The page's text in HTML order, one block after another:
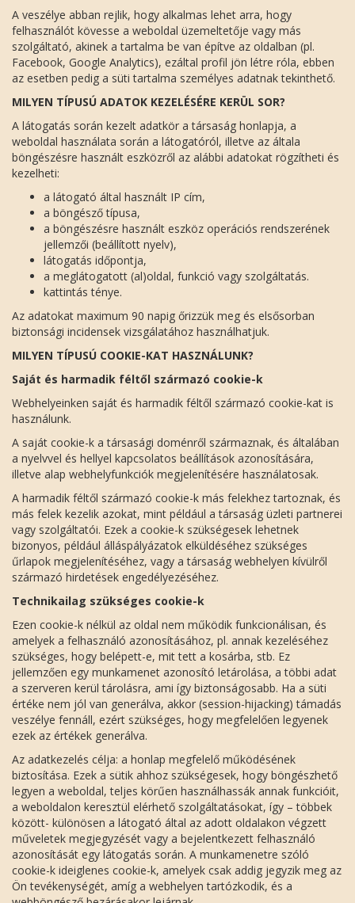
A veszélye abban rejlik, hogy alkalmas lehet arra, hogy
felhasználót kövesse a weboldal üzemeltetője vagy más
szolgáltató, akinek a tartalma be van építve az oldalban (pl.
Facebook, Google Analytics), ezáltal profil jön létre róla, ebben
az esetben pedig a süti tartalma személyes adatnak tekinthető.
MILYEN TÍPUSÚ ADATOK KEZELÉSÉRE KERÜL SOR?
A látogatás során kezelt adatkör a társaság honlapja, a
weboldal használata során a látogatóról, illetve az általa
böngészésre használt eszközről az alábbi adatokat rögzítheti és
kezelheti:
a látogató által használt IP cím,
a böngésző típusa,
a böngészésre használt eszköz operációs rendszerének
jellemzői (beállított nyelv),
látogatás időpontja,
a meglátogatott (al)oldal, funkció vagy szolgáltatás.
kattintás ténye.
Az adatokat maximum 90 napig őrizzük meg és elsősorban
biztonsági incidensek vizsgálatához használhatjuk.
MILYEN TÍPUSÚ COOKIE-KAT HASZNÁLUNK?
Saját és harmadik féltől származó cookie-k
Webhelyeinken saját és harmadik féltől származó cookie-kat is
használunk.
A saját cookie-k a társasági doménről származnak, és általában
a nyelvvel és hellyel kapcsolatos beállítások azonosítására,
illetve alap webhelyfunkciók megjelenítésére használatosak.
A harmadik féltől származó cookie-k más felekhez tartoznak, és
más felek kezelik azokat, mint például a társaság üzleti partnerei
vagy szolgáltatói. Ezek a cookie-k szükségesek lehetnek
bizonyos, például álláspályázatok elküldéséhez szükséges
űrlapok megjelenítéséhez, vagy a társaság webhelyen kívülről
származó hirdetések engedélyezéséhez.
Technikailag szükséges cookie-k
Ezen cookie-k nélkül az oldal nem működik funkcionálisan, és
amelyek a felhasználó azonosításához, pl. annak kezeléséhez
szükséges, hogy belépett-e, mit tett a kosárba, stb. Ez
jellemzően egy munkamenet azonosító letárolása, a többi adat
a szerveren kerül tárolásra, ami így biztonságosabb. Ha a süti
értéke nem jól van generálva, akkor (session-hijacking) támadás
veszélye fennáll, ezért szükséges, hogy megfelelően legyenek
ezek az értékek generálva.
Az adatkezelés célja: a honlap megfelelő működésének
biztosítása. Ezek a sütik ahhoz szükségesek, hogy böngészhető
legyen a weboldal, teljes körűen használhassák annak funkcióit,
a weboldalon keresztül elérhető szolgáltatásokat, így – többek
között- különösen a látogató által az adott oldalakon végzett
műveletek megjegyzését vagy a bejelentkezett felhasználó
azonosítását egy látogatás során. A munkamenetre szóló
cookie-k ideiglenes cookie-k, amelyek csak addig jegyzik meg az
Ön tevékenységét, amíg a webhelyen tartózkodik, és a